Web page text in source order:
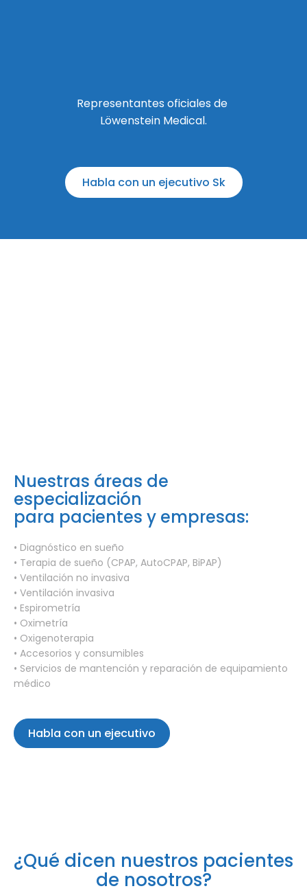
Representantes oficiales de
Löwenstein Medical.
Habla con un ejecutivo Sk
Nuestras áreas de
especialización
para pacientes y empresas:
• Diagnóstico en sueño
• Terapia de sueño (CPAP, AutoCPAP, BiPAP)
• Ventilación no invasiva
• Ventilación invasiva
• Espirometría
• Oximetría
• Oxigenoterapia
• Accesorios y consumibles
• Servicios de mantención y reparación de equipamiento
médico
Habla con un ejecutivo
¿Qué dicen nuestros pacientes
de nosotros?